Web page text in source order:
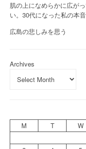
肌の上になめらかに広が
い。30代になった私の本音
広島の悲しみを思う
Archives
M
T W